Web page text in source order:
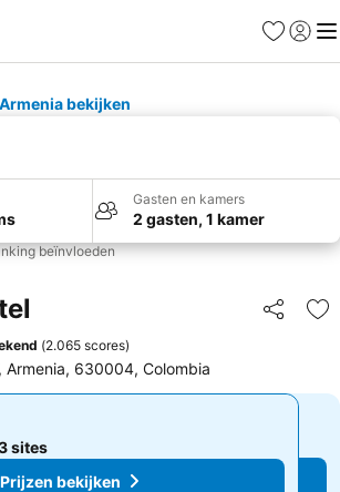
Favorieten
bekijken
Gasten en kamers
2 gasten, 1 kamer
beïnvloeden
Delen
(2.065 scores)
630004, Colombia
sites
Prijzen bekijken
sites
Prijzen bekijken